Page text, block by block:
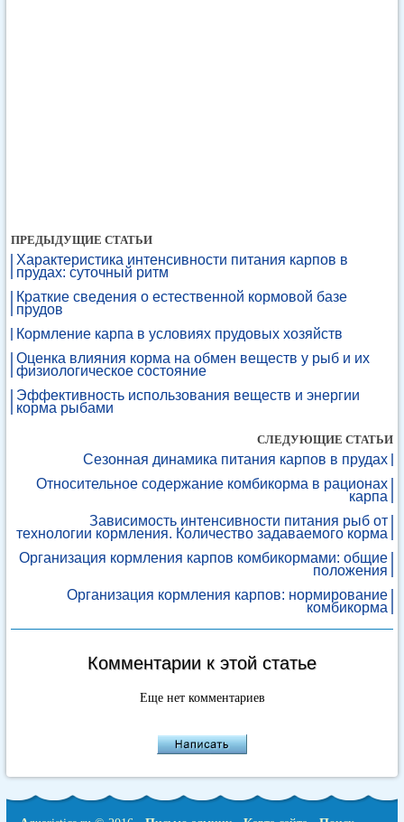
ПРЕДЫДУЩИЕ СТАТЬИ
Характеристика интенсивности питания карпов в
прудах: суточный ритм
Краткие сведения о естественной кормовой базе
прудов
Кормление карпа в условиях прудовых хозяйств
Оценка влияния корма на обмен веществ у рыб и их
физиологическое состояние
Эффективность использования веществ и энергии
корма рыбами
СЛЕДУЮЩИЕ СТАТЬИ
Сезонная динамика питания карпов в прудах
Относительное содержание комбикорма в рационах
карпа
Зависимость интенсивности питания рыб от
технологии кормления. Количество задаваемого корма
Организация кормления карпов комбикормами: общие
положения
Организация кормления карпов: нормирование
комбикорма
Комментарии к этой статье
Еще нет комментариев